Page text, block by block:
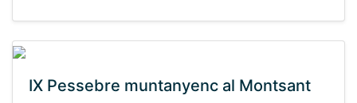
IX Pessebre muntanyenc al Montsant